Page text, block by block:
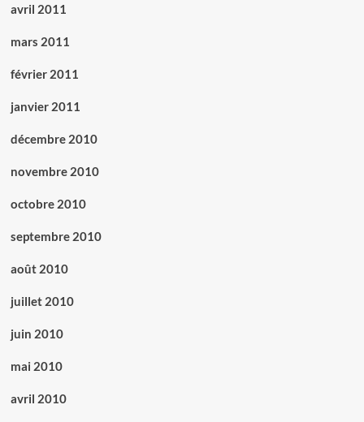
avril 2011
mars 2011
février 2011
janvier 2011
décembre 2010
novembre 2010
octobre 2010
septembre 2010
août 2010
juillet 2010
juin 2010
mai 2010
avril 2010